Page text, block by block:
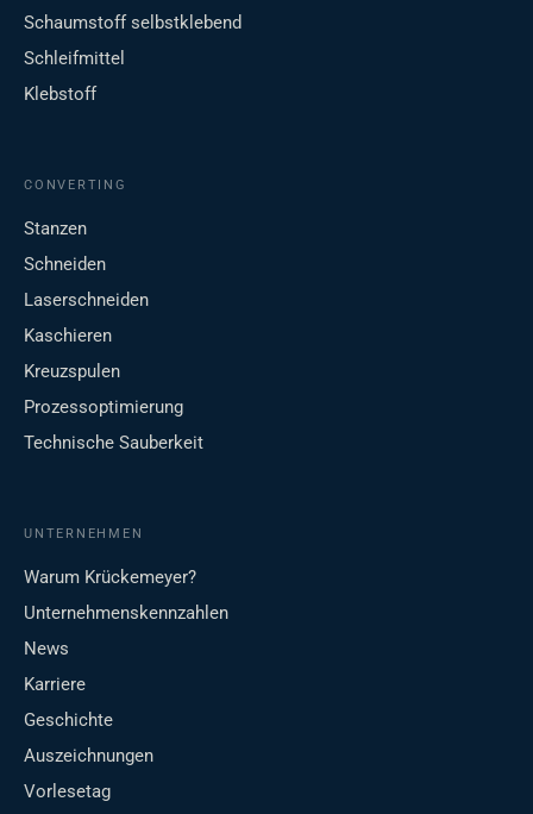
Schaumstoff selbstklebend
Schleifmittel
Klebstoff
CONVERTING
Stanzen
Schneiden
Laserschneiden
Kaschieren
Kreuzspulen
Prozessoptimierung
Technische Sauberkeit
UNTERNEHMEN
Warum Krückemeyer?
Unternehmenskennzahlen
News
Karriere
Geschichte
Auszeichnungen
Vorlesetag